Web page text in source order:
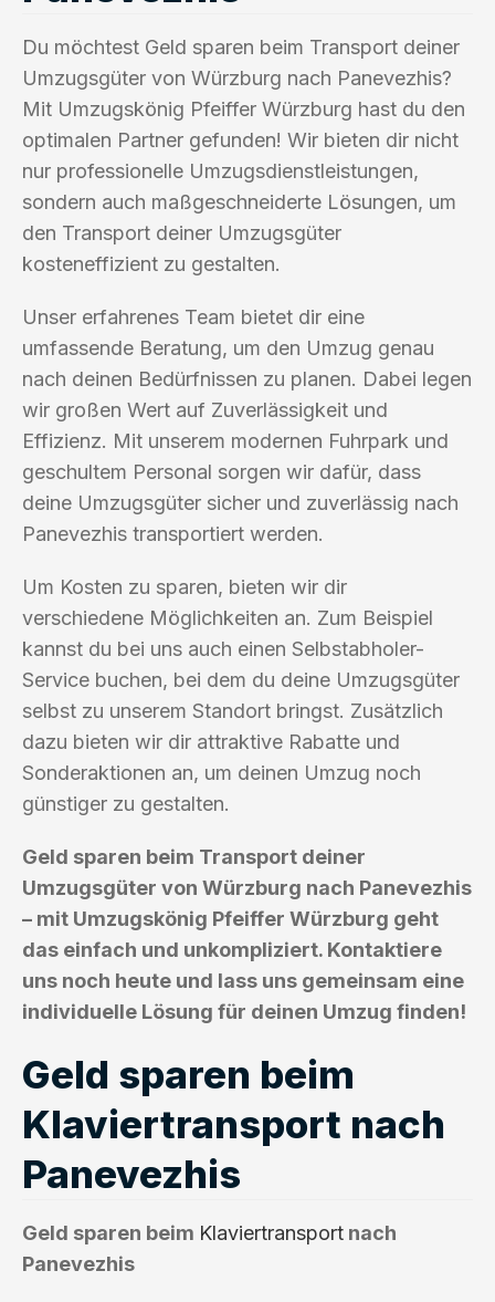
Du möchtest Geld sparen beim Transport deiner
Umzugsgüter von Würzburg nach Panevezhis?
Mit Umzugskönig Pfeiffer Würzburg hast du den
optimalen Partner gefunden! Wir bieten dir nicht
nur professionelle Umzugsdienstleistungen,
sondern auch maßgeschneiderte Lösungen, um
den Transport deiner Umzugsgüter
kosteneffizient zu gestalten.
Unser erfahrenes Team bietet dir eine
umfassende Beratung, um den Umzug genau
nach deinen Bedürfnissen zu planen. Dabei legen
wir großen Wert auf Zuverlässigkeit und
Effizienz. Mit unserem modernen Fuhrpark und
geschultem Personal sorgen wir dafür, dass
deine Umzugsgüter sicher und zuverlässig nach
Panevezhis transportiert werden.
Um Kosten zu sparen, bieten wir dir
verschiedene Möglichkeiten an. Zum Beispiel
kannst du bei uns auch einen Selbstabholer-
Service buchen, bei dem du deine Umzugsgüter
selbst zu unserem Standort bringst. Zusätzlich
dazu bieten wir dir attraktive Rabatte und
Sonderaktionen an, um deinen Umzug noch
günstiger zu gestalten.
Geld sparen beim Transport deiner
Umzugsgüter von Würzburg nach Panevezhis
– mit Umzugskönig Pfeiffer Würzburg geht
das einfach und unkompliziert. Kontaktiere
uns noch heute und lass uns gemeinsam eine
individuelle Lösung für deinen Umzug finden!
Geld sparen beim
Klaviertransport nach
Panevezhis
Geld sparen beim Klaviertransport nach
Panevezhis